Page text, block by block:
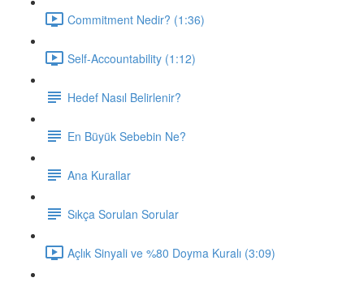
Commitment Nedir? (1:36)
Self-Accountability (1:12)
Hedef Nasıl Belirlenir?
En Büyük Sebebin Ne?
Ana Kurallar
Sıkça Sorulan Sorular
Açlık Sinyali ve %80 Doyma Kuralı (3:09)